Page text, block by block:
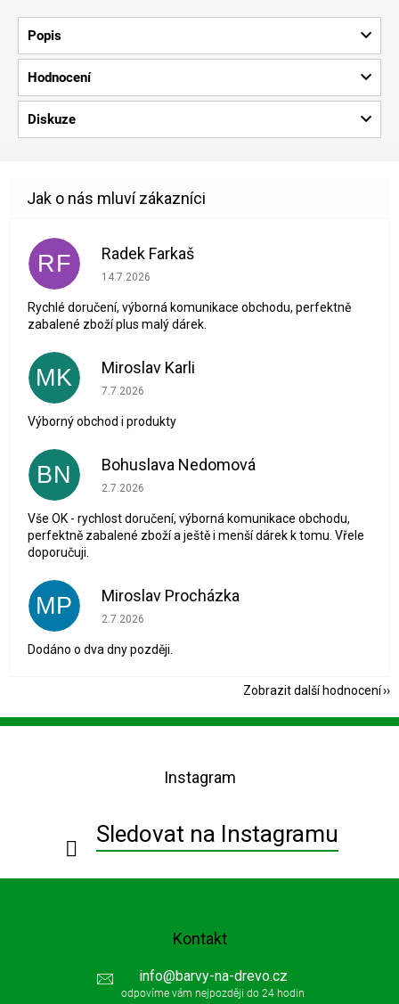
Popis
Hodnocení
Diskuze
RF Radek Farkaš
Hodnocení obchodu je 5 z 5 hvězdiček.
14.7.2026
Rychlé doručení, výborná komunikace obchodu, perfektně
zabalené zboží plus malý dárek.
MK Miroslav Karli
Hodnocení obchodu je 5 z 5 hvězdiček.
7.7.2026
Výborný obchod i produkty
BN Bohuslava Nedomová
Hodnocení obchodu je 5 z 5 hvězdiček.
2.7.2026
Vše OK - rychlost doručení, výborná komunikace obchodu,
perfektně zabalené zboží a ještě i menší dárek k tomu. Vřele
doporučuji.
MP Miroslav Procházka
Hodnocení obchodu je 1 z 5 hvězdiček.
2.7.2026
Dodáno o dva dny později.
Zobrazit další hodnocení
Z
Instagram
Sledovat na Instagramu
Kontakt
info@barvy-na-drevo.cz